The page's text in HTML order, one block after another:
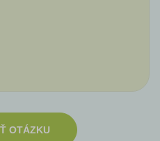
OTÁZKU